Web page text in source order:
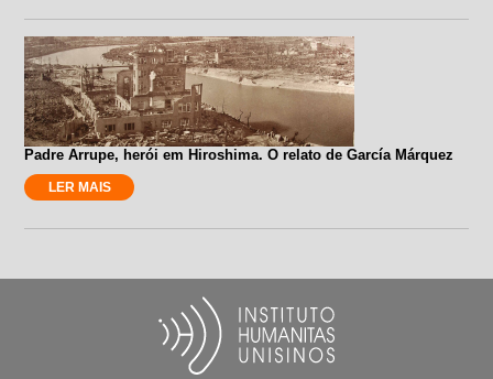
Padre Arrupe, herói em Hiroshima. O relato de García Márquez
LER MAIS